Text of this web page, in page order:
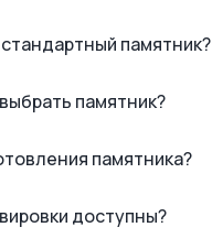
памятник?
памятник?
памятника?
доступны?